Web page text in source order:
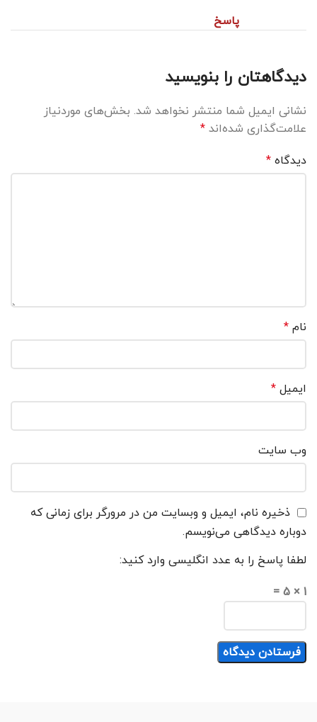
پاسخ
دیدگاهتان را بنویسید
نشانی ایمیل شما منتشر نخواهد شد. بخش‌های موردنیاز
علامت‌گذاری شده‌اند*
دیدگاه*
نام*
ایمیل*
وب‌ سایت
ذخیره نام، ایمیل و وبسایت من در مرورگر برای زمانی که
دوباره دیدگاهی می‌نویسم.
لطفا پاسخ را به عدد انگلیسی وارد کنید:
1 × 5 =